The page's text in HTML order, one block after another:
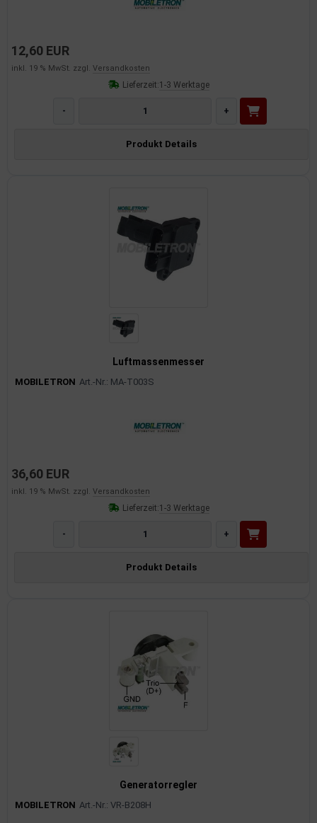
12,60 EUR
inkl. 19 % MwSt. zzgl. Versandkosten
Lieferzeit:1-3 Werktage
- +
Produkt Details
Luftmassenmesser
MOBILETRON Art.-Nr.: MA-T003S
36,60 EUR
inkl. 19 % MwSt. zzgl. Versandkosten
Lieferzeit:1-3 Werktage
- +
Produkt Details
Generatorregler
MOBILETRON Art.-Nr.: VR-B208H